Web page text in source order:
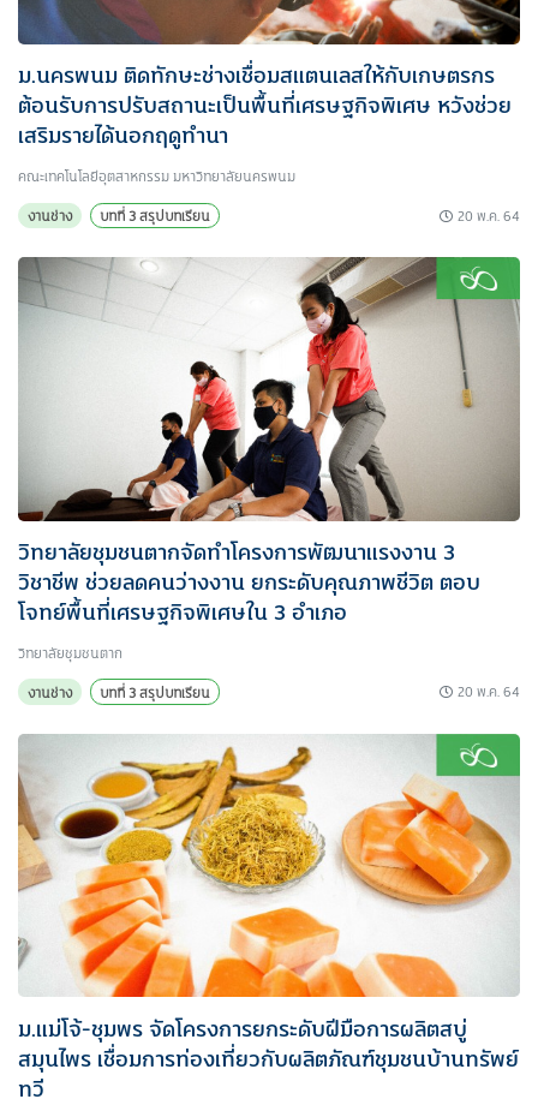
ม.นครพนม ติดทักษะช่างเชื่อมสแตนเลสให้กับเกษตรกร
ต้อนรับการปรับสถานะเป็นพื้นที่เศรษฐกิจพิเศษ หวังช่วย
เสริมรายได้นอกฤดูทำนา
คณะเทคโนโลยีอุตสาหกรรม มหาวิทยาลัยนครพนม
งานช่าง
บทที่ 3 สรุปบทเรียน 20 พ.ค. 64
วิทยาลัยชุมชนตากจัดทำโครงการพัฒนาแรงงาน 3
วิชาชีพ ช่วยลดคนว่างงาน ยกระดับคุณภาพชีวิต ตอบ
โจทย์พื้นที่เศรษฐกิจพิเศษใน 3 อำเภอ
วิทยาลัยชุมชนตาก
งานช่าง
บทที่ 3 สรุปบทเรียน 20 พ.ค. 64
ม.แม่โจ้-ชุมพร จัดโครงการยกระดับฝีมือการผลิตสบู่
สมุนไพร เชื่อมการท่องเที่ยวกับผลิตภัณฑ์ชุมชนบ้านทรัพย์
ทวี